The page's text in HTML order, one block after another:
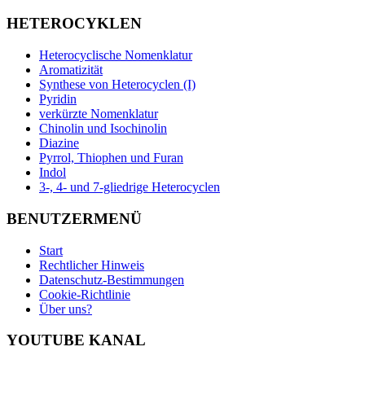
HETEROCYKLEN
Heterocyclische Nomenklatur
Aromatizität
Synthese von Heterocyclen (I)
Pyridin
verkürzte Nomenklatur
Chinolin und Isochinolin
Diazine
Pyrrol, Thiophen und Furan
Indol
3-, 4- und 7-gliedrige Heterocyclen
BENUTZERMENÜ
Start
Rechtlicher Hinweis
Datenschutz-Bestimmungen
Cookie-Richtlinie
Über uns?
YOUTUBE KANAL